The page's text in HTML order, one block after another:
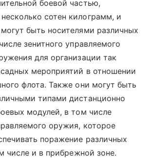
боевой частью,
сотен килограмм, и
быть носителями различных
зенитного управляемого
для организации так
мероприятий в отношении
флота. Также они могут быть
типами дистанционно
модулей, в том числе
оружия, которое
поражение различных
числе и в прибрежной зоне.